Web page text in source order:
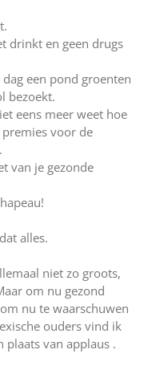
drinkt en geen drugs
een pond groenten
bezoekt.
eens meer weet hoe
voor de
van je gezonde
alles.
niet zo groots,
om nu gezond
nu te waarschuwen
ouders vind ik
plaats van applaus .